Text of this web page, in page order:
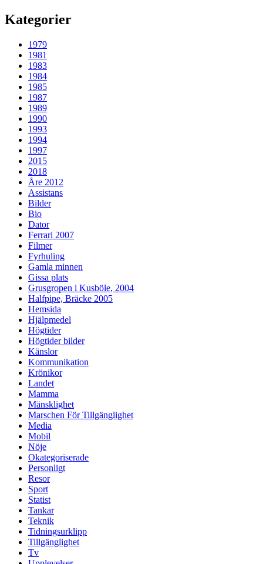
Kategorier
1979
1981
1983
1984
1985
1987
1989
1990
1993
1994
1997
2015
2018
Åre 2012
Assistans
Bilder
Bio
Dator
Ferrari 2007
Filmer
Fyrhuling
Gamla minnen
Gissa plats
Grusgropen i Kusböle, 2004
Halfpipe, Bräcke 2005
Hemsida
Hjälpmedel
Högtider
Högtider bilder
Känslor
Kommunikation
Krönikor
Landet
Mamma
Mänsklighet
Marschen För Tillgänglighet
Media
Mobil
Nöje
Okategoriserade
Personligt
Resor
Sport
Statist
Tankar
Teknik
Tidningsurklipp
Tillgänglighet
Tv